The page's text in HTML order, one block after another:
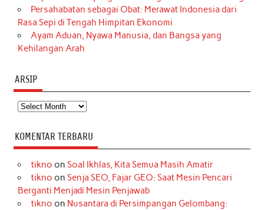
Persahabatan sebagai Obat: Merawat Indonesia dari
Rasa Sepi di Tengah Himpitan Ekonomi
Ayam Aduan, Nyawa Manusia, dan Bangsa yang
Kehilangan Arah
ARSIP
Arsip
KOMENTAR TERBARU
tikno on Soal Ikhlas, Kita Semua Masih Amatir
tikno on Senja SEO, Fajar GEO: Saat Mesin Pencari
Berganti Menjadi Mesin Penjawab
tikno on Nusantara di Persimpangan Gelombang: